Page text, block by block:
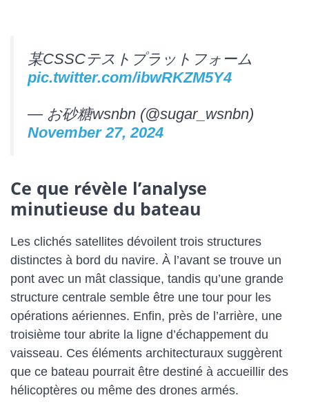
某CSSCテストプラットフォーム
pic.twitter.com/ibwRKZM5Y4
— お砂糖wsnbn (@sugar_wsnbn)
November 27, 2024
Ce que révèle l’analyse
minutieuse du bateau
Les clichés satellites dévoilent trois structures
distinctes à bord du navire. À l’avant se trouve un
pont avec un mât classique, tandis qu’une grande
structure centrale semble être une tour pour les
opérations aériennes. Enfin, près de l’arrière, une
troisième tour abrite la ligne d’échappement du
vaisseau. Ces éléments architecturaux suggèrent
que ce bateau pourrait être destiné à accueillir des
hélicoptères ou même des drones armés.